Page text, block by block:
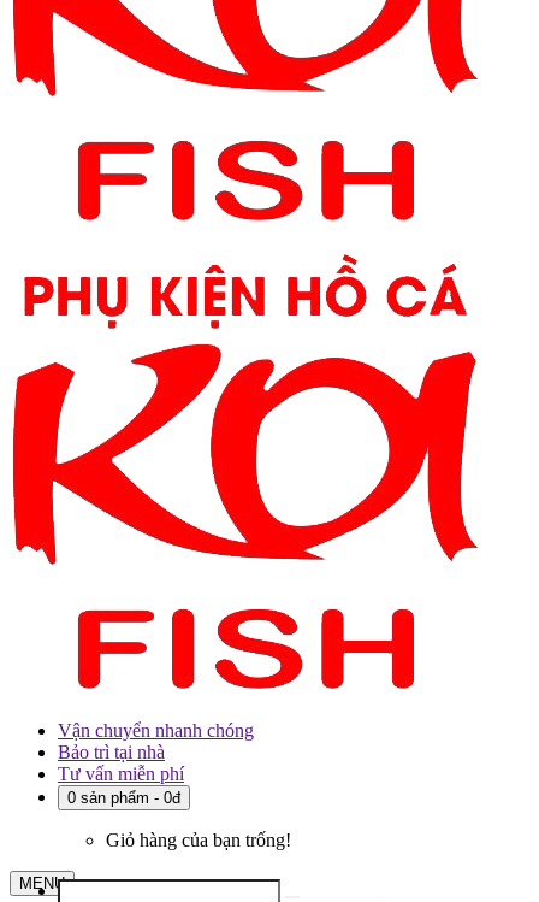
Vận chuyển nhanh chóng
Bảo trì tại nhà
Tư vấn miễn phí
0 sản phẩm - 0đ
Giỏ hàng của bạn trống!
MENU